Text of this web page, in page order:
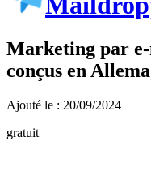
Marketing par
conçus en
Ajouté le : 20/09/2024
gratuit